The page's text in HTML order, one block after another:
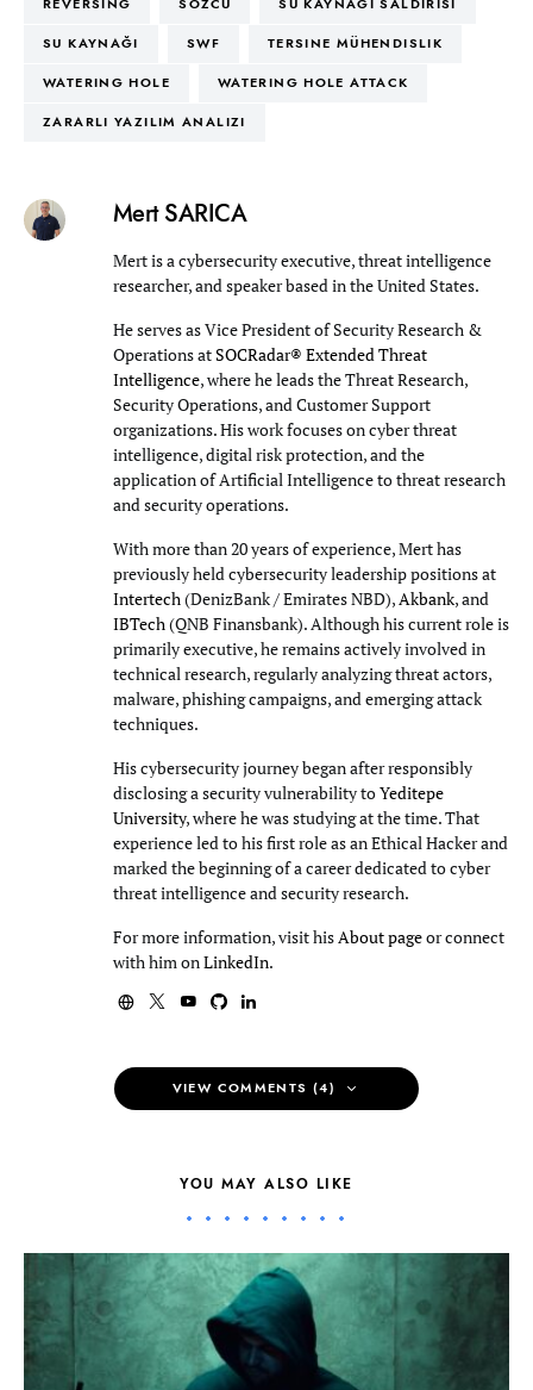
REVERSING SOZCU SU KAYNAGI SALDIRISI
SU KAYNAĞI SWF TERSINE MÜHENDISLIK
WATERING HOLE WATERING HOLE ATTACK
ZARARLI YAZILIM ANALIZI
Mert SARICA
Mert is a cybersecurity executive, threat intelligence
researcher, and speaker based in the United States.
He serves as Vice President of Security Research &
Operations atSOCRadar® Extended Threat
Intelligence, where he leads the Threat Research,
Security Operations, and Customer Support
organizations. His work focuses on cyber threat
intelligence, digital risk protection, and the
application of Artificial Intelligence to threat research
and security operations.
With more than 20 years of experience, Mert has
previously held cybersecurity leadership positions at
Intertech(DenizBank / Emirates NBD),Akbank, and
IBTech(QNB Finansbank). Although his current role is
primarily executive, he remains actively involved in
technical research, regularly analyzing threat actors,
malware, phishing campaigns, and emerging attack
techniques.
His cybersecurity journey began after responsibly
disclosing a security vulnerability toYeditepe
University, where he was studying at the time. That
experience led to his first role as an Ethical Hacker and
marked the beginning of a career dedicated to cyber
threat intelligence and security research.
For more information, visit hisAbout pageor connect
with him onLinkedIn.
VIEW COMMENTS (4)
YOU MAY ALSO LIKE